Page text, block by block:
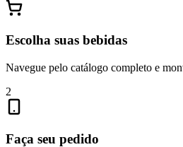
Escolha suas bebidas
Navegue pelo catálogo completo e
2
Faça seu pedido